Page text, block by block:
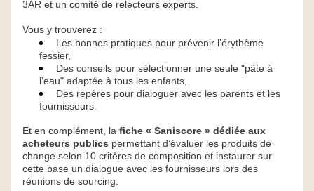
3AR et un comité de relecteurs experts.
Vous y trouverez :
Les bonnes pratiques pour prévenir l’érythème
fessier,
Des conseils pour sélectionner une seule "pâte à
l’eau" adaptée à tous les enfants,
Des repères pour dialoguer avec les parents et les
fournisseurs.
Et en complément, la fiche « Saniscore » dédiée aux
acheteurs publics permettant d’évaluer les produits de
change selon 10 critères de composition et instaurer sur
cette base un dialogue avec les fournisseurs lors des
réunions de sourcing.